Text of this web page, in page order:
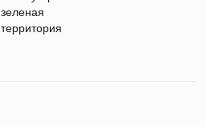
зеленая
территория